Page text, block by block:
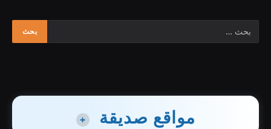
مواقع صديقة +